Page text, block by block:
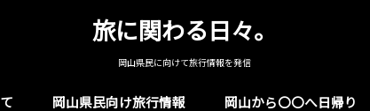
旅に関わる日々。
岡山県民に向けて旅行情報を発信
岡山県民向け旅行情報 岡山から〇〇へ日帰り